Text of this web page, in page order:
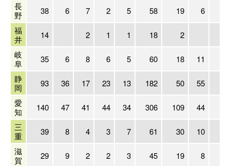
長
野
38 6 7 2 5 58 19 6
福
井
14 2 1 1 18 2
岐
阜
35 6 8 6 5 60 18 11
静
岡
93 36 17 23 13 182 50 55
愛
知
140 47 41 44 34 306 109 44
三
重
39 8 4 3 7 61 30 10
滋
賀
29 9 2 2 3 45 19 8